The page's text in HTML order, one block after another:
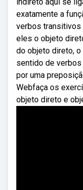
exatamente a
verbos
eles o objeto
do objeto direto,
sentido de
por uma
Webfaça os
objeto direto e